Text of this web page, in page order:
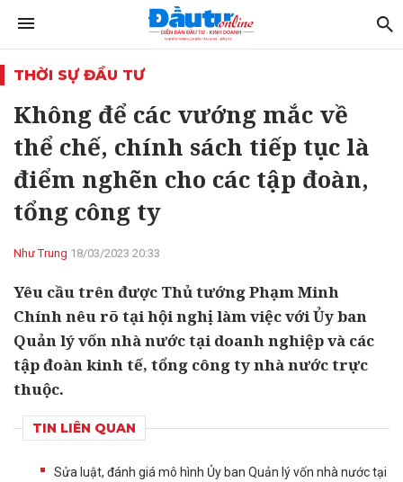
THỜI SỰ ĐẦU TƯ
Không để các vướng mắc về
thể chế, chính sách tiếp tục là
điểm nghẽn cho các tập đoàn,
tổng công ty
Như Trung 18/03/2023 20:33
Yêu cầu trên được Thủ tướng Phạm Minh
Chính nêu rõ tại hội nghị làm việc với Ủy ban
Quản lý vốn nhà nước tại doanh nghiệp và các
tập đoàn kinh tế, tổng công ty nhà nước trực
thuộc.
TIN LIÊN QUAN
Sửa luật, đánh giá mô hình Ủy ban Quản lý vốn nhà nước tại